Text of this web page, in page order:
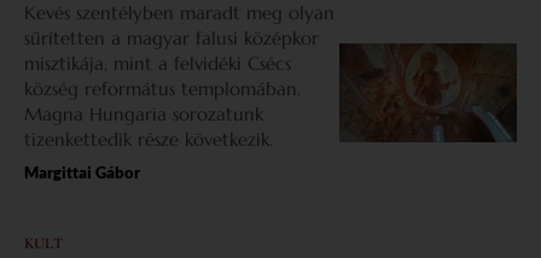
Kevés szentélyben maradt meg olyan
sűrítetten a magyar falusi középkor
misztikája, mint a felvidéki Csécs
község református templomában.
Magna Hungaria sorozatunk
tizenkettedik része következik.
Margittai Gábor
KULT